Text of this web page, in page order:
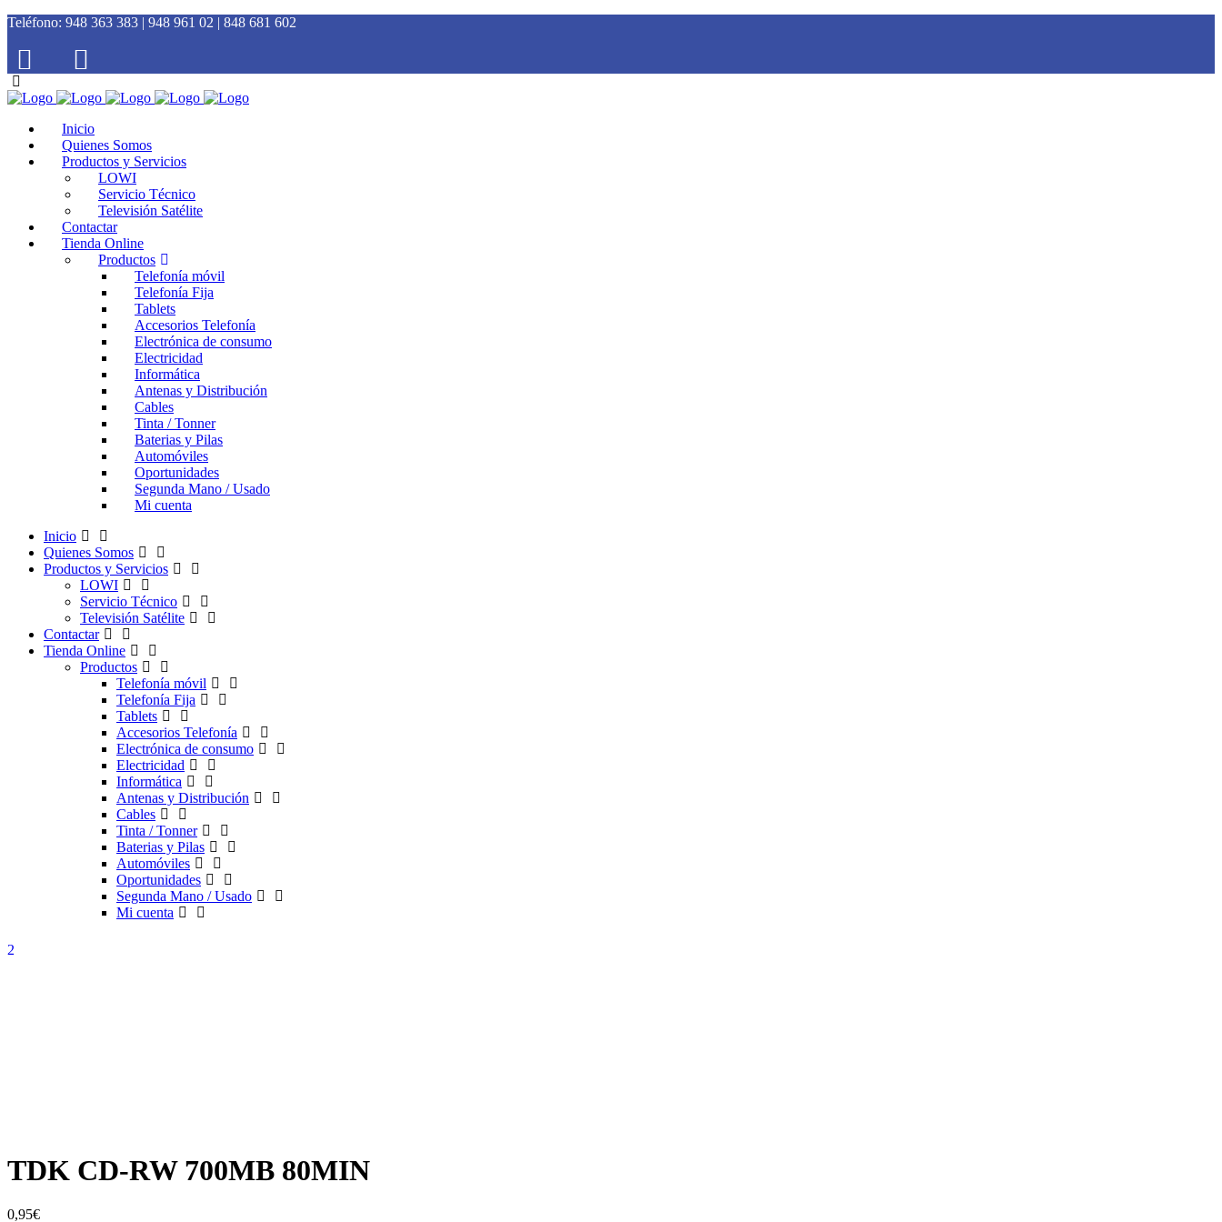
Teléfono: 948 363 383 | 948 961 02 | 848 681 602
Inicio
Quienes Somos
Productos y Servicios
LOWI
Servicio Técnico
Televisión Satélite
Contactar
Tienda Online
Productos
Telefonía móvil
Telefonía Fija
Tablets
Accesorios Telefonía
Electrónica de consumo
Electricidad
Informática
Antenas y Distribución
Cables
Tinta / Tonner
Baterias y Pilas
Automóviles
Oportunidades
Segunda Mano / Usado
Mi cuenta
Inicio
Quienes Somos
Productos y Servicios
LOWI
Servicio Técnico
Televisión Satélite
Contactar
Tienda Online
Productos
Telefonía móvil
Telefonía Fija
Tablets
Accesorios Telefonía
Electrónica de consumo
Electricidad
Informática
Antenas y Distribución
Cables
Tinta / Tonner
Baterias y Pilas
Automóviles
Oportunidades
Segunda Mano / Usado
Mi cuenta
TDK CD-RW 700MB 80MIN
0,95€